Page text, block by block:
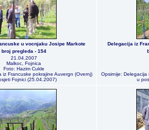
u vocnjaku Josipe Markote
broj pregleda - 154
21.04.2007
Malkoc, Fojnica
Foto: Hazim Cukle
iz Francuske pokrajine Auvergn (Overnj)
Fojnici (25.04.2007)
Delegacija iz
Opsirnije: Delegacija
u